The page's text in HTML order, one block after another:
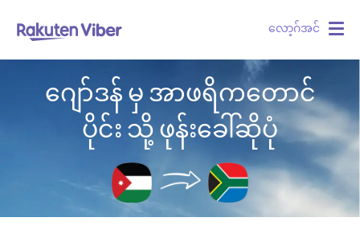
လော့ဂ်အင်
ဂျော်ဒန် မှ အာဖရိကတောင်
ပိုင်း သို့ ဖုန်းခေါ်ဆိုပုံ